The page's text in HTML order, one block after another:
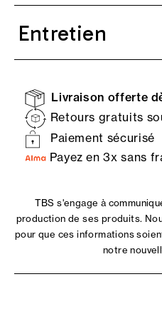
Entretien
Livraison offerte
Retours gratuits
Paiement sécurisé
Payez en 3x sans
TBS s'engage à
production de ses produits.
pour que ces informations
notre